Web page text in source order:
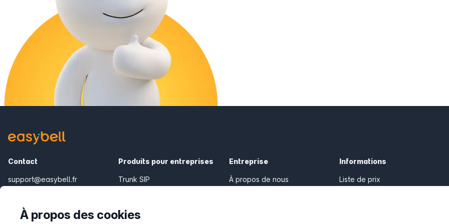
Contact
support@easybell.fr
Produits pour entreprises
Trunk SIP
Connecteur Teams
Entreprise
À propos de nous
Informations
Liste de prix
À propos des cookies